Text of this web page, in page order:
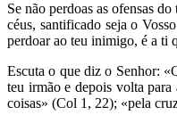
Se não perdoas as ofensas
céus, santificado seja o
perdoar ao teu inimigo, é a ti
Escuta o que diz o Senhor:
teu irmão e depois volta
coisas» (Col 1, 22); «pela